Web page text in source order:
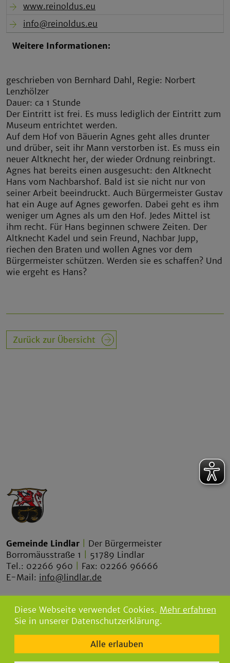
www.reinoldus.eu
info@reinoldus.eu
Weitere Informationen:
geschrieben von Bernhard Dahl, Regie: Norbert
Lenzhölzer
Dauer: ca 1 Stunde
Der Eintritt ist frei. Es muss lediglich der Eintritt zum
Museum entrichtet werden.
Auf dem Hof von Bäuerin Agnes geht alles drunter
und drüber, seit ihr Mann verstorben ist. Es muss ein
neuer Altknecht her, der wieder Ordnung reinbringt.
Agnes hat bereits einen ausgesucht: den Altknecht
Hans vom Nachbarshof. Bald ist sie nicht nur von
seiner Arbeit beeindruckt. Auch Bürgermeister Gustav
hat ein Auge auf Agnes geworfen. Dabei geht es ihm
weniger um Agnes als um den Hof. Jedes Mittel ist
ihm recht. Für Hans beginnen schwere Zeiten. Der
Altknecht Kadel und sein Freund, Nachbar Jupp,
riechen den Braten und wollen Agnes vor dem
Bürgermeister schützen. Werden sie es schaffen? Und
wie ergeht es Hans?
Zurück zur Übersicht
Gemeinde Lindlar
Der Bürgermeister
Borromäusstraße 1
51789 Lindlar
Tel.: 02266 960
Fax: 02266 96666
E-Mail: info@lindlar.de
lindlar-tourismus.de
bergischegrauwacke.de
Diese Webseite verwendet Cookies. Mehr erfahren
Sie in unserer Datenschutzerklärung.
Alle erlauben